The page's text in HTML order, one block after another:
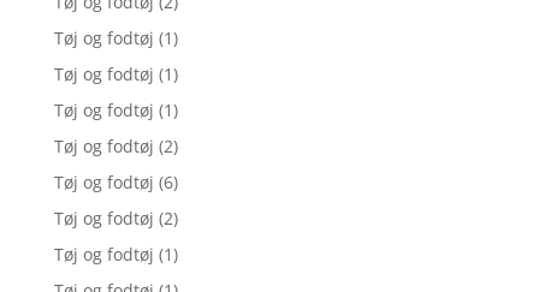
Tøj og fodtøj (1)
Tøj og fodtøj (1)
Tøj og fodtøj (1)
Tøj og fodtøj (2)
Tøj og fodtøj (6)
Tøj og fodtøj (2)
Tøj og fodtøj (1)